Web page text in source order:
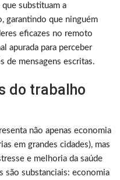
substituam a
garantindo que ninguém
eficazes no remoto
apurada para perceber
de mensagens escritas.
do trabalho
não apenas economia
em grandes cidades), mas
e melhoria da saúde
são substanciais: economia